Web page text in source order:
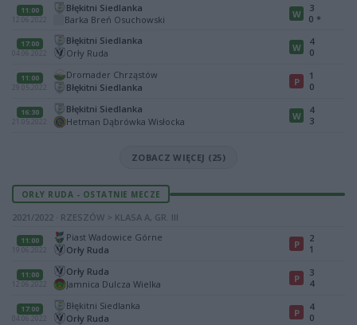
11:00
12.06.2022
Błękitni Siedlanka
Barka Breń Osuchowski
W
3
0 *
17:00
04.06.2022
Błękitni Siedlanka
Orły Ruda
W
4
0
11:00
29.05.2022
Dromader Chrząstów
Błękitni Siedlanka
P
1
0
16:30
21.05.2022
Błękitni Siedlanka
Hetman Dąbrówka Wisłocka
W
4
3
ZOBACZ WIĘCEJ (25)
ORŁY RUDA - OSTATNIE MECZE
2021/2022 · RZESZÓW > KLASA A, GR. III
11:00
19.06.2022
Piast Wadowice Górne
Orły Ruda
P
2
1
11:00
12.06.2022
Orły Ruda
Jamnica Dulcza Wielka
P
3
4
17:00
04.06.2022
Błękitni Siedlanka
Orły Ruda
P
4
0